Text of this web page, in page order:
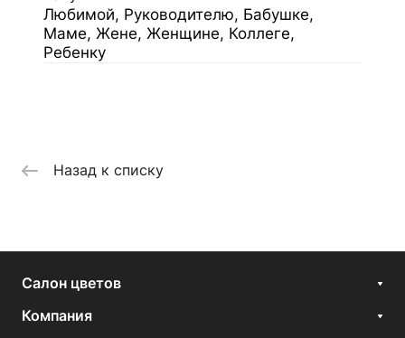
Любимой, Руководителю, Бабушке,
Маме, Жене, Женщине, Коллеге,
Ребенку
Назад к списку
Салон цветов
Компания